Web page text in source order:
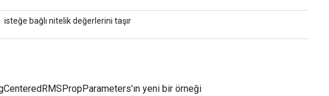
isteğe bağlı nitelik değerlerini taşır
yeni bir örneği